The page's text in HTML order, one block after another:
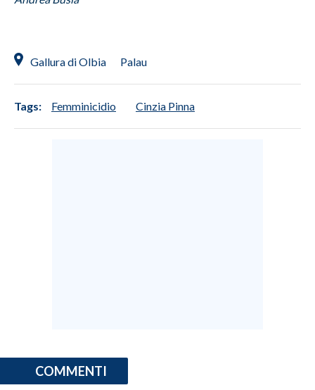
Gallura di Olbia Palau
Tags: Femminicidio Cinzia Pinna
COMMENTI